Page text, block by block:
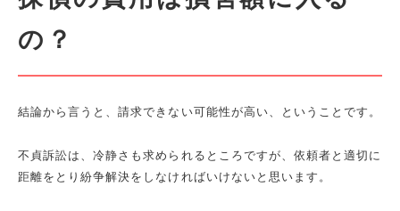
の？
結論から言うと、請求できない可能性が高い、ということです。
不貞訴訟は、冷静さも求められるところですが、依頼者と適切に
距離をとり紛争解決をしなければいけないと思います。